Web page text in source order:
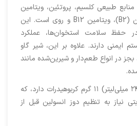
طبیعی کلسیم، پروتئین، ویتامین
A، ویتامین D، ریبوفلاوین (B2)، ویتامین B12 و روی است. این
حفظ سلامت استخوان‌ها، عملکرد
ایمنی دارند. علاوه بر این، شیر گاو
در انواع طعم‌دار و شیرین‌شده مانند
یک فنجان شیر کامل (۲۴۰ میلی‌لیتر) ۱۱ گرم کربوهیدرات دارد، که
نیاز به تنظیم دوز انسولین قبل از